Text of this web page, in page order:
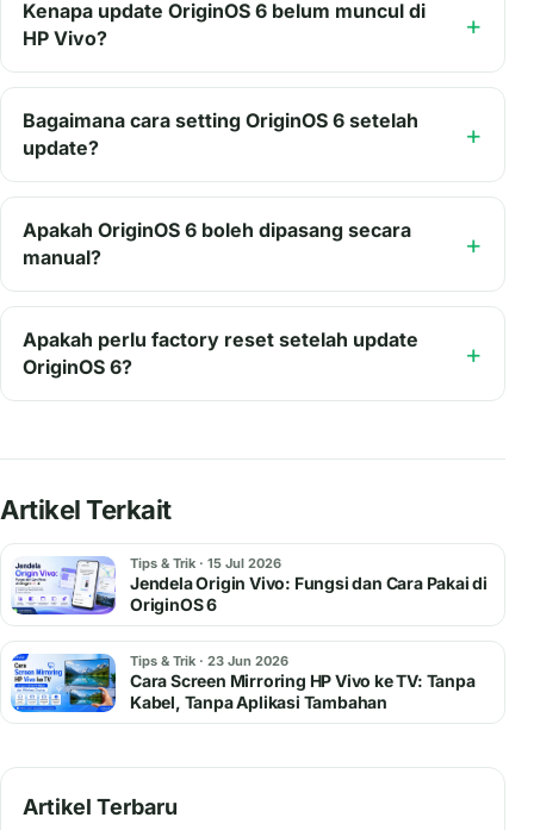
Kenapa update OriginOS 6 belum muncul di
HP Vivo?
Bagaimana cara setting OriginOS 6 setelah
update?
Apakah OriginOS 6 boleh dipasang secara
manual?
Apakah perlu factory reset setelah update
OriginOS 6?
Artikel Terkait
Tips & Trik · 15 Jul 2026
Jendela Origin Vivo: Fungsi dan Cara Pakai di
OriginOS 6
Tips & Trik · 23 Jun 2026
Cara Screen Mirroring HP Vivo ke TV: Tanpa
Kabel, Tanpa Aplikasi Tambahan
Artikel Terbaru